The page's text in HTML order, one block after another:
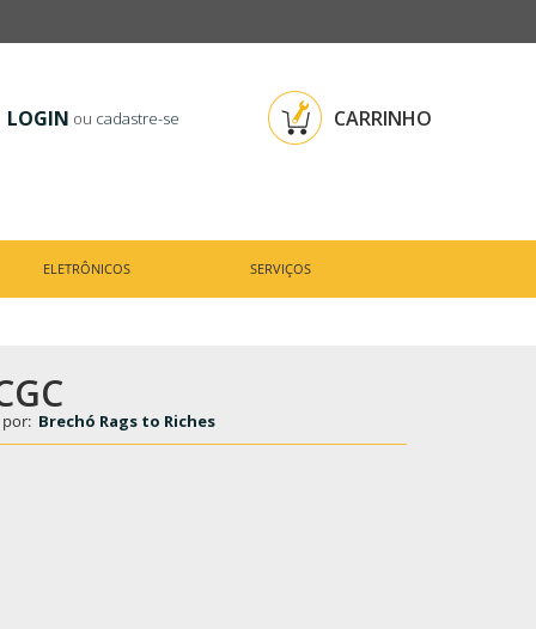
LOGIN ou cadastre-se CARRINHO
ELETRÔNICOS SERVIÇOS
Brechó Rags to Riches